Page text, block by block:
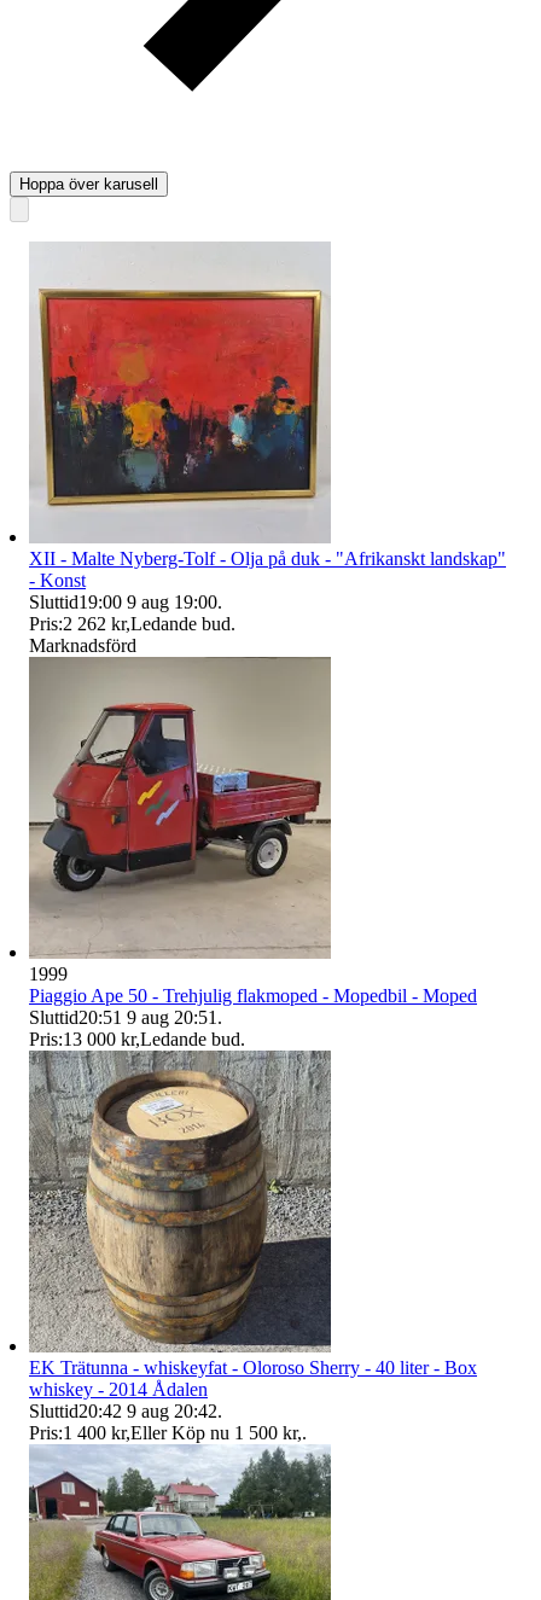
Hoppa över karusell
XII - Malte Nyberg-Tolf - Olja på duk - "Afrikanskt landskap"
- Konst
Sluttid19:00 9 aug 19:00.
Pris:2 262 kr,Ledande bud.
Marknadsförd
1999
Piaggio Ape 50 - Trehjulig flakmoped - Mopedbil - Moped
Sluttid20:51 9 aug 20:51 .
Pris:13 000 kr,Ledande bud.
EK Trätunna - whiskeyfat - Oloroso Sherry - 40 liter - Box
whiskey - 2014 Ådalen
Sluttid20:42 9 aug 20:42.
Pris:1 400 kr,Eller Köp nu 1 500 kr,.